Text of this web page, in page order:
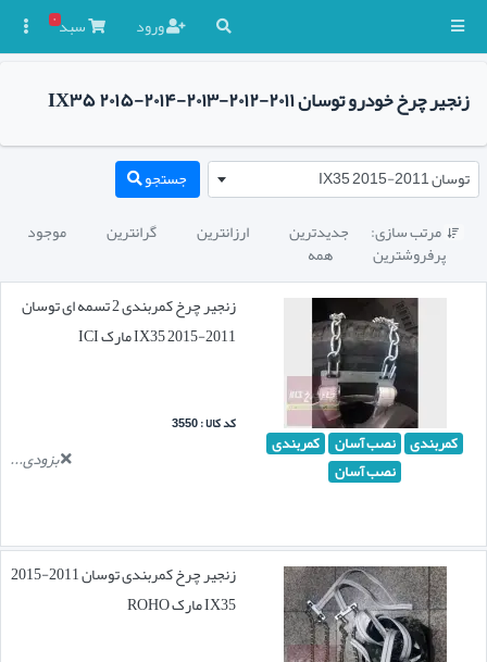
ورود سبد۰
زنجیر چرخ خودرو توسان ۲۰۱۱-۲۰۱۲-۲۰۱۳-۲۰۱۴-۲۰۱۵ IX۳۵
توسان 2011-2015 IX35 جستجو
 مرتب سازی: جدیدترین ارزانترین گرانترین موجود
پرفروشترین همه
کمربندی نصب آسان کمربندی
نصب آسان
زنجیر چرخ کمربندی 2 تسمه ای توسان
2011-2015 IX35 مارک ICI
کد کالا : 3550
بزودی...
زنجیر چرخ کمربندی توسان 2011-2015
IX35 مارک ROHO